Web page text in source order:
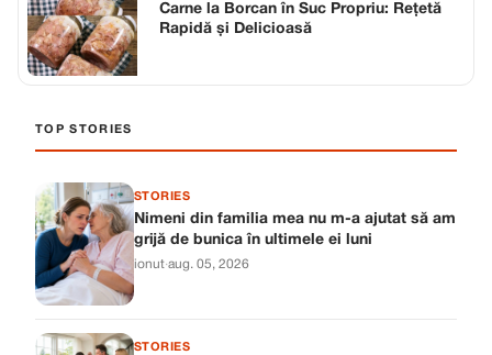
Carne la Borcan în Suc Propriu: Rețetă
Rapidă și Delicioasă
TOP STORIES
STORIES
Nimeni din familia mea nu m-a ajutat să am
grijă de bunica în ultimele ei luni
ionut·aug. 05, 2026
STORIES